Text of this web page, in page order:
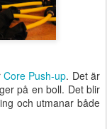
Core Push-up. Det är
på en boll. Det blir
och utmanar både